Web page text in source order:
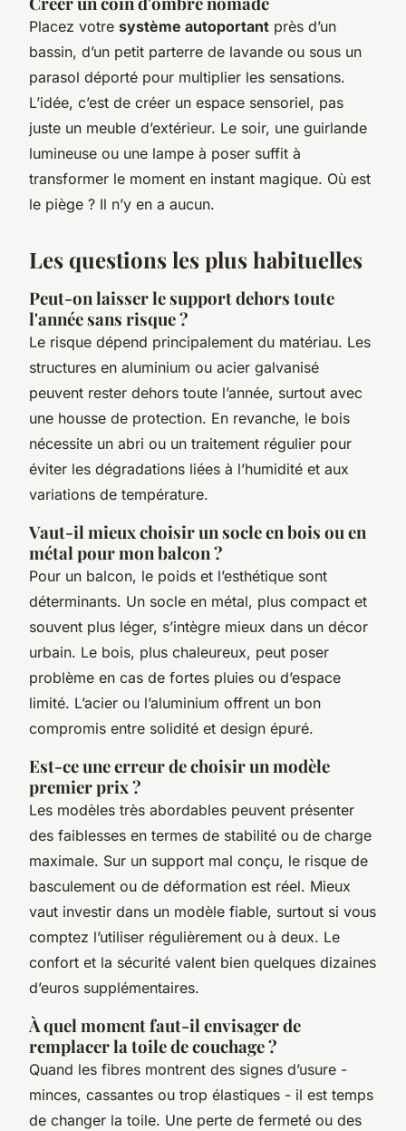
Placez votre système autoportant près d’un
bassin, d’un petit parterre de lavande ou sous un
parasol déporté pour multiplier les sensations.
L’idée, c’est de créer un espace sensoriel, pas
juste un meuble d’extérieur. Le soir, une guirlande
lumineuse ou une lampe à poser suffit à
transformer le moment en instant magique. Où est
le piège ? Il n’y en a aucun.
Les questions les plus habituelles
Peut-on laisser le support dehors toute
l'année sans risque ?
Le risque dépend principalement du matériau. Les
structures en aluminium ou acier galvanisé
peuvent rester dehors toute l’année, surtout avec
une housse de protection. En revanche, le bois
nécessite un abri ou un traitement régulier pour
éviter les dégradations liées à l’humidité et aux
variations de température.
Vaut-il mieux choisir un socle en bois ou en
métal pour mon balcon ?
Pour un balcon, le poids et l’esthétique sont
déterminants. Un socle en métal, plus compact et
souvent plus léger, s’intègre mieux dans un décor
urbain. Le bois, plus chaleureux, peut poser
problème en cas de fortes pluies ou d’espace
limité. L’acier ou l’aluminium offrent un bon
compromis entre solidité et design épuré.
Est-ce une erreur de choisir un modèle
premier prix ?
Les modèles très abordables peuvent présenter
des faiblesses en termes de stabilité ou de charge
maximale. Sur un support mal conçu, le risque de
basculement ou de déformation est réel. Mieux
vaut investir dans un modèle fiable, surtout si vous
comptez l’utiliser régulièrement ou à deux. Le
confort et la sécurité valent bien quelques dizaines
d’euros supplémentaires.
À quel moment faut-il envisager de
remplacer la toile de couchage ?
Quand les fibres montrent des signes d’usure -
minces, cassantes ou trop élastiques - il est temps
de changer la toile. Une perte de fermeté ou des